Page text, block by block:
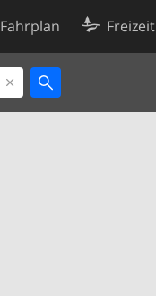
Fahrplan Freizeit
Cookie-Richtlinie
Cookie-Einstellungen